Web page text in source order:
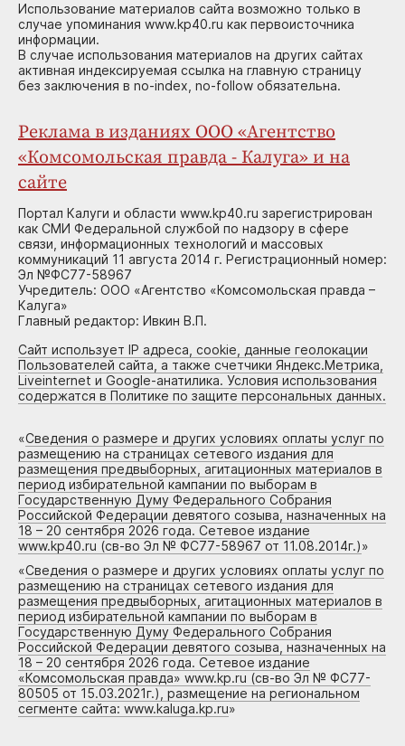
Использование материалов сайта возможно только в
случае упоминания www.kp40.ru как первоисточника
информации.
В случае использования материалов на других сайтах
активная индексируемая ссылка на главную страницу
без заключения в no-index, no-follow обязательна.
Реклама в изданиях ООО «Агентство
«Комсомольская правда - Калуга» и на
сайте
Портал Калуги и области www.kp40.ru зарегистрирован
как СМИ Федеральной службой по надзору в сфере
связи, информационных технологий и массовых
коммуникаций 11 августа 2014 г. Регистрационный номер:
Эл №ФС77-58967
Учредитель: ООО «Агентство «Комсомольская правда –
Калуга»
Главный редактор: Ивкин В.П.
Сайт использует IP адреса, cookie, данные геолокации
Пользователей сайта, а также счетчики Яндекс.Метрика,
Liveinternet и Google-анатилика. Условия использования
содержатся в Политике по защите персональных данных.
«Сведения о размере и других условиях оплаты услуг по
размещению на страницах сетевого издания для
размещения предвыборных, агитационных материалов в
период избирательной кампании по выборам в
Государственную Думу Федерального Собрания
Российской Федерации девятого созыва, назначенных на
18 – 20 сентября 2026 года. Сетевое издание
www.kp40.ru (св-во Эл № ФС77-58967 от 11.08.2014г.)»
«Сведения о размере и других условиях оплаты услуг по
размещению на страницах сетевого издания для
размещения предвыборных, агитационных материалов в
период избирательной кампании по выборам в
Государственную Думу Федерального Собрания
Российской Федерации девятого созыва, назначенных на
18 – 20 сентября 2026 года. Сетевое издание
«Комсомольская правда» www.kp.ru (св-во Эл № ФС77-
80505 от 15.03.2021г.), размещение на региональном
сегменте сайта: www.kaluga.kp.ru»